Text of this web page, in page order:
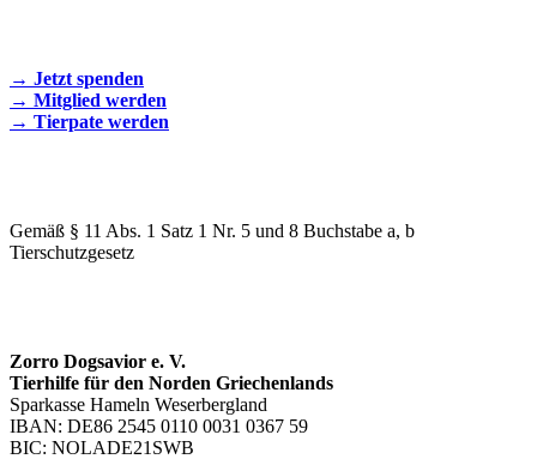
→ Jetzt spenden
→ Mitglied werden
→ Tierpate werden
Gemäß § 11 Abs. 1 Satz 1 Nr. 5 und 8 Buchstabe a, b
Tierschutzgesetz
Zorro Dogsavior e. V.
Tierhilfe für den Norden Griechenlands
Sparkasse Hameln Weserbergland
IBAN: DE86 2545 0110 0031 0367 59
BIC: NOLADE21SWB